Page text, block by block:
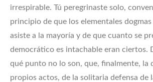
irrespirable. Tú peregrinaste solo,
principio de que los elementales
asiste a la mayoría y de que cuanto se
democrático es intachable eran ciertos.
qué punto no lo son, que, finalmente, la
propios actos, de la solitaria defensa de